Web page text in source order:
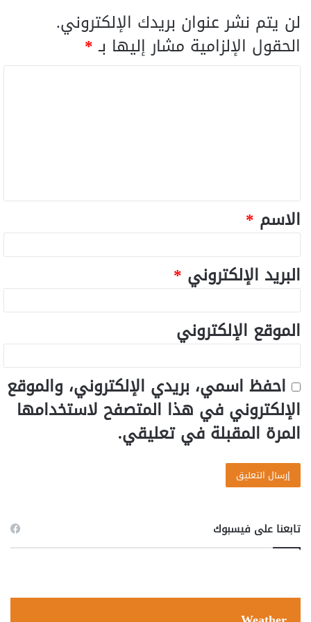
لن يتم نشر عنوان بريدك الإلكتروني.
الحقول الإلزامية مشار إليها بـ*
الاسم *
البريد الإلكتروني *
الموقع الإلكتروني
احفظ اسمي، بريدي الإلكتروني، والموقع
الإلكتروني في هذا المتصفح لاستخدامها
المرة المقبلة في تعليقي.
تابعنا على فيسبوك